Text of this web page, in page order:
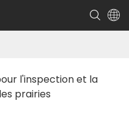
l'inspection et la
prairies